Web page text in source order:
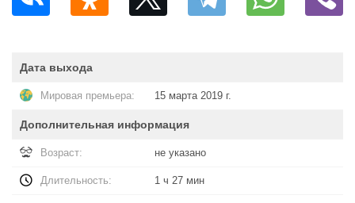
Дата выхода
Мировая премьера: 15 марта 2019 г.
Дополнительная информация
Возраст: не указано
Длительность: 1 ч 27 мин